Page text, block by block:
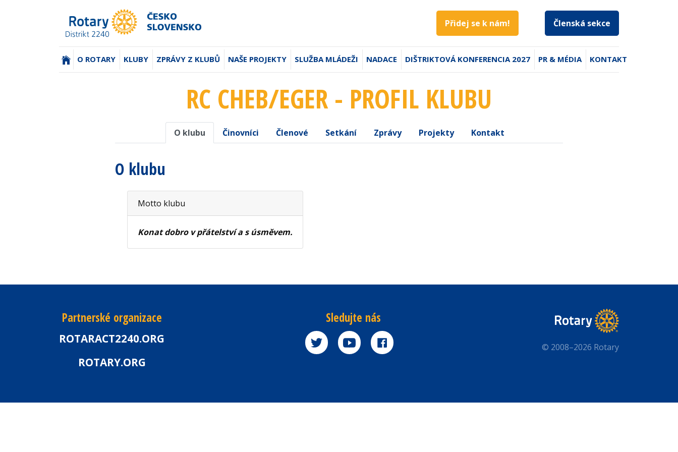
Přidej se k nám! Členská sekce
(AKTUÁLNÍ)
O ROTARY KLUBY ZPRÁVY Z KLUBŮ NAŠE PROJEKTY SLUŽBA MLÁDEŽI NADACE DIŠTRIKTOVÁ KONFERENCIA 2027 PR & MÉDIA KONTAKT
RC CHEB/EGER - PROFIL KLUBU
O klubu Činovníci Členové Setkání Zprávy Projekty Kontakt
O klubu
Motto klubu
Konat dobro v přátelství a s úsměvem.
Partnerské organizace
ROTARACT2240.ORG
ROTARY.ORG
Sledujte nás
© 2008–2026 Rotary